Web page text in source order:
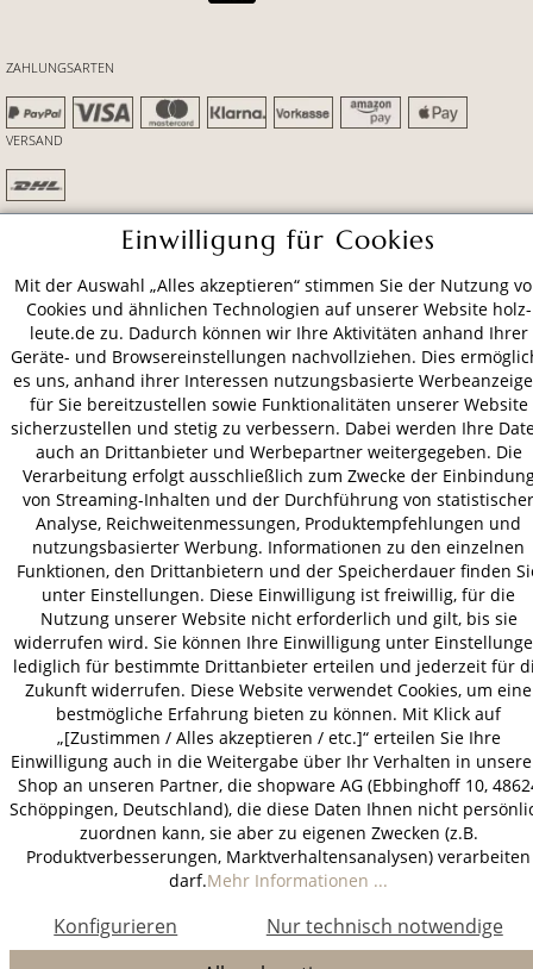
ZAHLUNGSARTEN
VERSAND
AGB Datenschutz
Impressum
© 2026 HOLZ-LEUTE
* Alle Preise inkl. gesetzl. Mehrwertsteuer zzgl.Versandkosten.
Einwilligung für Cookies
Mit der Auswahl „Alles akzeptieren“ stimmen Sie der Nutzung
Cookies und ähnlichen Technologien auf unserer Website holz-
leute.de zu. Dadurch können wir Ihre Aktivitäten anhand Ihrer
Geräte- und Browsereinstellungen nachvollziehen. Dies
es uns, anhand ihrer Interessen nutzungsbasierte
für Sie bereitzustellen sowie Funktionalitäten unserer Website
sicherzustellen und stetig zu verbessern. Dabei werden Ihre
auch an Drittanbieter und Werbepartner weitergegeben. Die
Verarbeitung erfolgt ausschließlich zum Zwecke der
von Streaming-Inhalten und der Durchführung von statistischer
Analyse, Reichweitenmessungen, Produktempfehlungen und
nutzungsbasierter Werbung. Informationen zu den einzelnen
Funktionen, den Drittanbietern und der Speicherdauer finden
unter Einstellungen. Diese Einwilligung ist freiwillig, für die
Nutzung unserer Website nicht erforderlich und gilt, bis sie
widerrufen wird. Sie können Ihre Einwilligung unter
lediglich für bestimmte Drittanbieter erteilen und jederzeit für
Zukunft widerrufen. Diese Website verwendet Cookies, um eine
bestmögliche Erfahrung bieten zu können. Mit Klick auf
„[Zustimmen / Alles akzeptieren / etc.]“ erteilen Sie Ihre
Einwilligung auch in die Weitergabe über Ihr Verhalten in
Shop an unseren Partner, die shopware AG (Ebbinghoff 10,
Schöppingen, Deutschland), die diese Daten Ihnen nicht
zuordnen kann, sie aber zu eigenen Zwecken (z.B.
Produktverbesserungen, Marktverhaltensanalysen) verarbeiten
darf.Mehr Informationen ...
Nur technisch notwendige
Konfigurieren